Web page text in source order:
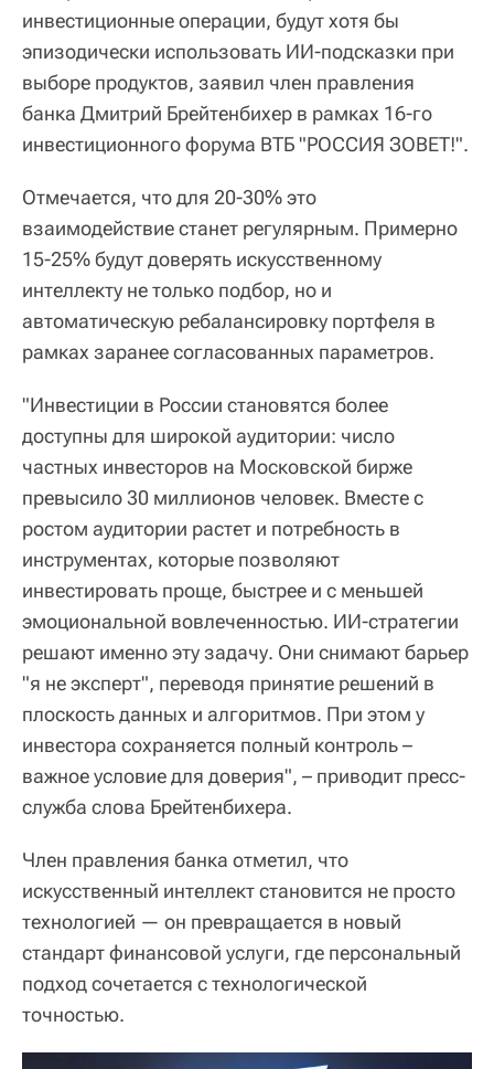
инвестиционные операции, будут хотя бы
эпизодически использовать ИИ-подсказки при
выборе продуктов, заявил член правления
банка Дмитрий Брейтенбихер в рамках 16-го
инвестиционного форума ВТБ "РОССИЯ ЗОВЕТ!".
Отмечается, что для 20-30% это
взаимодействие станет регулярным. Примерно
15-25% будут доверять искусственному
интеллекту не только подбор, но и
автоматическую ребалансировку портфеля в
рамках заранее согласованных параметров.
"Инвестиции в России становятся более
доступны для широкой аудитории: число
частных инвесторов на Московской бирже
превысило 30 миллионов человек. Вместе с
ростом аудитории растет и потребность в
инструментах, которые позволяют
инвестировать проще, быстрее и с меньшей
эмоциональной вовлеченностью. ИИ-стратегии
решают именно эту задачу. Они снимают барьер
"я не эксперт", переводя принятие решений в
плоскость данных и алгоритмов. При этом у
инвестора сохраняется полный контроль –
важное условие для доверия", – приводит пресс-
служба слова Брейтенбихера.
Член правления банка отметил, что
искусственный интеллект становится не просто
технологией — он превращается в новый
стандарт финансовой услуги, где персональный
подход сочетается с технологической
точностью.